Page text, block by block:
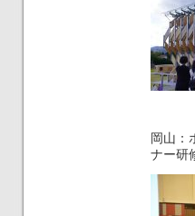
岡山：
ナー研